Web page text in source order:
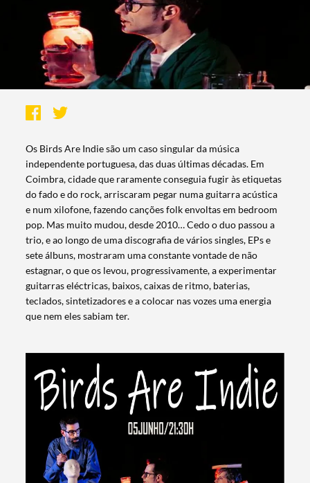
Os Birds Are Indie são um caso singular da música
independente portuguesa, das duas últimas décadas. Em
Coimbra, cidade que raramente conseguia fugir às etiquetas
do fado e do rock, arriscaram pegar numa guitarra acústica
e num xilofone, fazendo canções folk envoltas em bedroom
pop. Mas muito mudou, desde 2010… Cedo o duo passou a
trio, e ao longo de uma discografia de vários singles, EPs e
sete álbuns, mostraram uma constante vontade de não
estagnar, o que os levou, progressivamente, a experimentar
guitarras eléctricas, baixos, caixas de ritmo, baterias,
teclados, sintetizadores e a colocar nas vozes uma energia
que nem eles sabiam ter.